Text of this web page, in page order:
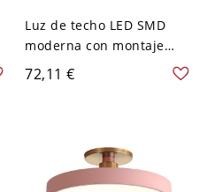
Luz de techo LED SMD
moderna con montaje
empotrado circular y
pantalla acrílica hacia
50,8 cm Rosa Blanco
72,11 €